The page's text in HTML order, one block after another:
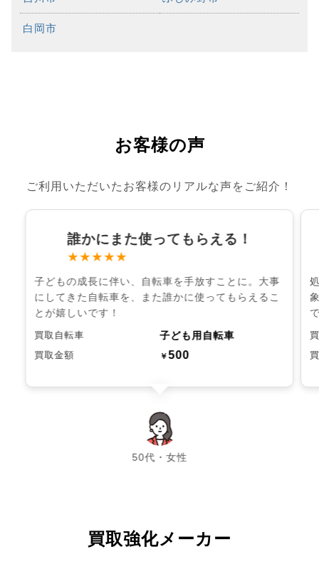
白岡市
お客様の声
ご利用いただいたお客様のリアルな声をご紹介！
誰かにまた使ってもらえる！
★★★★★
子どもの成長に伴い、自転車を手放すことに。大事
にしてきた自転車を、また誰かに使ってもらえるこ
とが嬉しいです！
買取自転車 子ども用自転車
買取金額 ￥500
50代・女性
chevron_left chevron_right
買取強化メーカー